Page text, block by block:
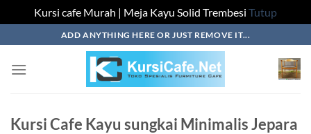
Kursi cafe Murah | Meja Kayu Solid Trembesi Tutup
to
content
ADD ANYTHING HERE OR JUST REMOVE IT...
Kursi Cafe Kayu sungkai Minimalis Jepara